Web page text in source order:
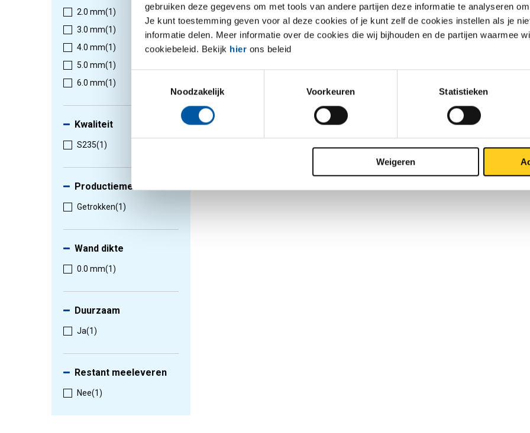
gebruiken deze gegevens om met tools van andere partijen deze informatie te analyseren
Je kunt toestemming geven voor al deze cookies of je kunt zelf de cookies instellen als je
informatie delen. Meer informatie over de cookies die wij bijhouden en de partijen waarmee
cookiebeleid. Bekijk hier ons beleid
Noodzakelijk
Voorkeuren Statistieken
Weigeren
2.0 mm(1)
3.0 mm(1)
4.0 mm(1)
5.0 mm(1)
6.0 mm(1)
Kwaliteit
S235(1)
Productiemethode
Getrokken(1)
Wand dikte
0.0 mm(1)
Duurzaam
Ja(1)
Restant meeleveren
Nee(1)